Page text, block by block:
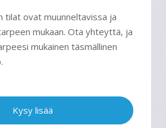
tilat ovat muunneltavissa ja
mukaan. Ota yhteyttä, ja
mukainen täsmällinen
Kysy lisää